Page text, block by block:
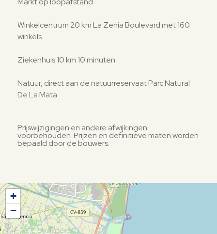
Winkelcentrum 20 km La Zenia Boulevard met 160
winkels
Ziekenhuis 10 km 10 minuten
Natuur, direct aan de natuurreservaat Parc Natural
De La Mata
Prijswijzigingen en andere afwijkingen
voorbehouden. Prijzen en definitieve maten worden
bepaald door de bouwers.
+
−